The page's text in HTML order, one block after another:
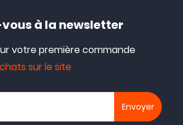
à la newsletter
votre première commande
sur le site